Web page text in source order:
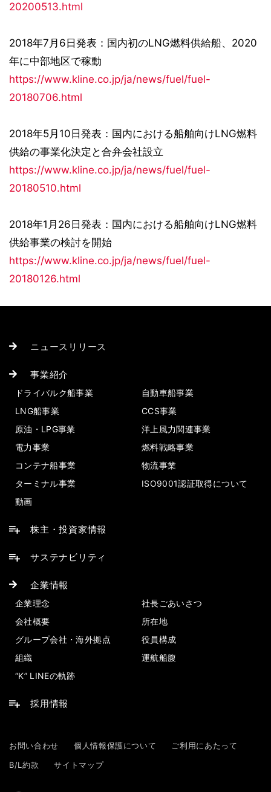
20200513.html
2018年7月6日発表：国内初のLNG燃料供給船、2020
年に中部地区で稼動
https://www.kline.co.jp/ja/news/fuel/fuel-
20180706.html
2018年5月10日発表：国内における船舶向けLNG燃料
供給の事業化決定と合弁会社設立
https://www.kline.co.jp/ja/news/fuel/fuel-
20180510.html
2018年1月26日発表：国内における船舶向けLNG燃料
供給事業の検討を開始
https://www.kline.co.jp/ja/news/fuel/fuel-
20180126.html
ニュースリリース
事業紹介
ドライバルク船事業
自動車船事業
LNG船事業
CCS事業
原油・LPG事業
洋上風力関連事業
電力事業
燃料戦略事業
コンテナ船事業
物流事業
ターミナル事業
ISO9001認証取得について
動画
株主・投資家情報
サステナビリティ
企業情報
企業理念
社長ごあいさつ
会社概要
所在地
グループ会社・海外拠点
役員構成
組織
運航船腹
“K” LINEの軌跡
採用情報
お問い合わせ 個人情報保護について
ご利用にあたって
B/L約款
サイトマップ